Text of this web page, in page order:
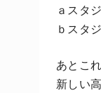
ａスタ
ｂスタ
あとこ
新しい